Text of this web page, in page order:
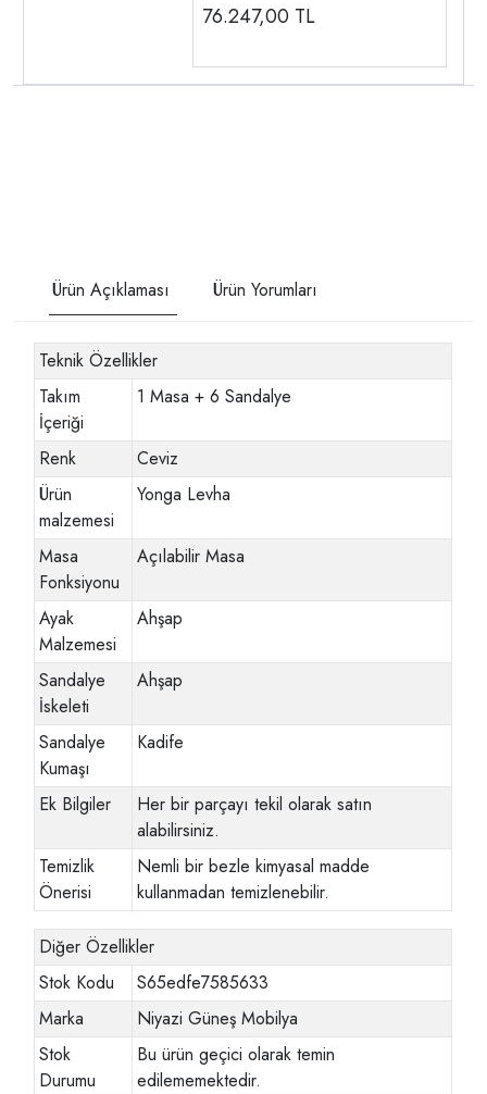
76.247,00 TL
Ürün Açıklaması Ürün Yorumları
Teknik Özellikler
Takım
İçeriği
1 Masa + 6 Sandalye
Renk
Ceviz
Ürün
malzemesi
Yonga Levha
Masa
Fonksiyonu
Açılabilir Masa
Ayak
Malzemesi
Ahşap
Sandalye
İskeleti
Ahşap
Sandalye
Kumaşı
Kadife
Ek Bilgiler
Her bir parçayı tekil olarak satın
alabilirsiniz.
Temizlik
Önerisi
Nemli bir bezle kimyasal madde
kullanmadan temizlenebilir.
Diğer Özellikler
Stok Kodu
S65edfe7585633
Marka
Niyazi Güneş Mobilya
Stok
Durumu
Bu ürün geçici olarak temin
edilememektedir.